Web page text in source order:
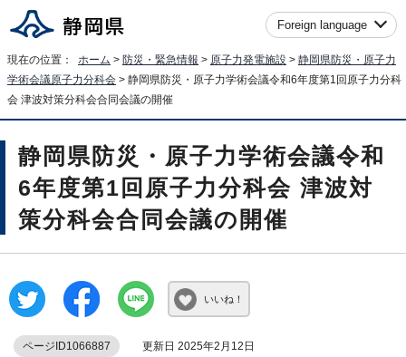
Foreign language
現在の位置： ホーム > 防災・緊急情報 > 原子力発電施設 > 静岡県防災・原子力
学術会議原子力分科会 > 静岡県防災・原子力学術会議令和6年度第1回原子力分科
会 津波対策分科会合同会議の開催
静岡県防災・原子力学術会議令和
6年度第1回原子力分科会 津波対
策分科会合同会議の開催
いいね！
ページID1066887 更新日 2025年2月12日